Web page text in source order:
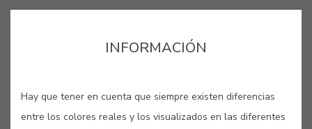
INFORMACIÓN
Hay que tener en cuenta que siempre existen diferencias
entre los colores reales y los visualizados en las diferentes